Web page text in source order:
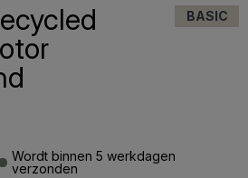
BASIC
Wordt binnen 5 werkdagen
verzonden